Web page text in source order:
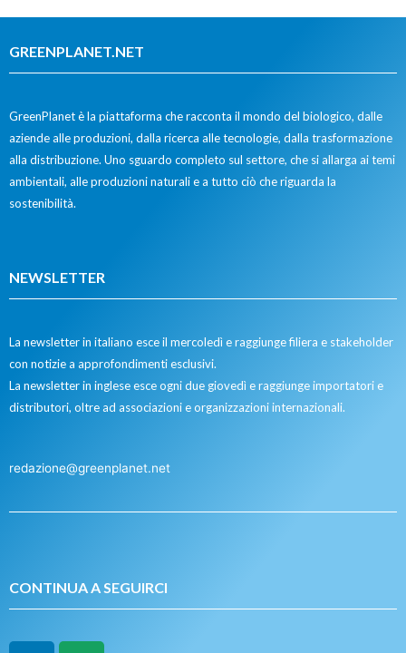
GREENPLANET.NET
GreenPlanet è la piattaforma che racconta il mondo del biologico, dalle
aziende alle produzioni, dalla ricerca alle tecnologie, dalla trasformazione
alla distribuzione. Uno sguardo completo sul settore, che si allarga ai temi
ambientali, alle produzioni naturali e a tutto ciò che riguarda la
sostenibilità.
NEWSLETTER
La newsletter in italiano esce il mercoledì e raggiunge filiera e stakeholder
con notizie a approfondimenti esclusivi.
La newsletter in inglese esce ogni due giovedì e raggiunge importatori e
distributori, oltre ad associazioni e organizzazioni internazionali.
redazione@greenplanet.net
CONTINUA A SEGUIRCI